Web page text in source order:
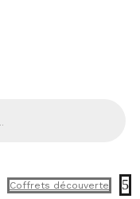
Coffrets découverte 5